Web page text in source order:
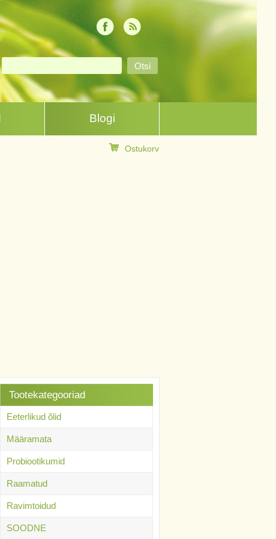
Blogi
Ostukorv
Tootekategooriad
Eeterlikud õlid
Määramata
Probiootikumid
Raamatud
Ravimtoidud
SOODNE